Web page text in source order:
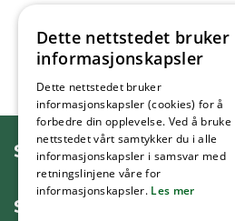
Ja
SNAKK MED OSS
SKRIV TIL OSS
Dette nettstedet bruker
informasjonskapsler
Dette nettstedet bruker
informasjonskapsler (cookies) for å
forbedre din opplevelse. Ved å bruke
nettstedet vårt samtykker du i alle
informasjonskapsler i samsvar med
retningslinjene våre for
informasjonskapsler. Les mer